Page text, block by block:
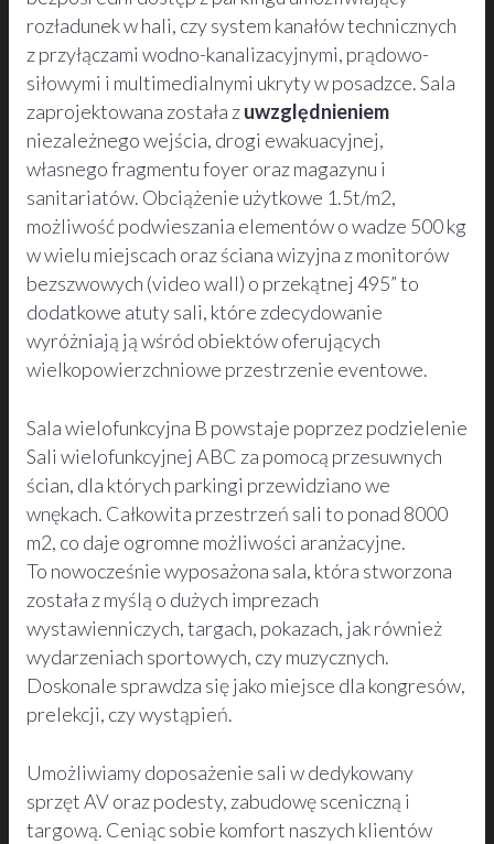
rozładunek w hali, czy system kanałów technicznych
z przyłączami wodno-kanalizacyjnymi, prądowo-
siłowymi i multimedialnymi ukryty w posadzce. Sala
zaprojektowana została zuwzględnieniem
niezależnego wejścia, drogi ewakuacyjnej,
własnego fragmentu foyer oraz magazynu i
sanitariatów. Obciążenie użytkowe 1.5t/m2,
możliwość podwieszania elementów o wadze 500 kg
w wielu miejscach oraz ściana wizyjna z monitorów
bezszwowych (video wall) o przekątnej 495” to
dodatkowe atuty sali, które zdecydowanie
wyróżniają ją wśród obiektów oferujących
wielkopowierzchniowe przestrzenie eventowe.
Sala wielofunkcyjna B powstaje poprzez podzielenie
Sali wielofunkcyjnej ABC za pomocą przesuwnych
ścian, dla których parkingi przewidziano we
wnękach. Całkowita przestrzeń sali to ponad 8000
m2, co daje ogromne możliwości aranżacyjne.
To nowocześnie wyposażona sala, która stworzona
została z myślą o dużych imprezach
wystawienniczych, targach, pokazach, jak również
wydarzeniach sportowych, czy muzycznych.
Doskonale sprawdza się jako miejsce dla kongresów,
prelekcji, czy wystąpień.
Umożliwiamy doposażenie sali w dedykowany
sprzęt AV oraz podesty, zabudowę sceniczną i
targową. Ceniąc sobie komfort naszych klientów